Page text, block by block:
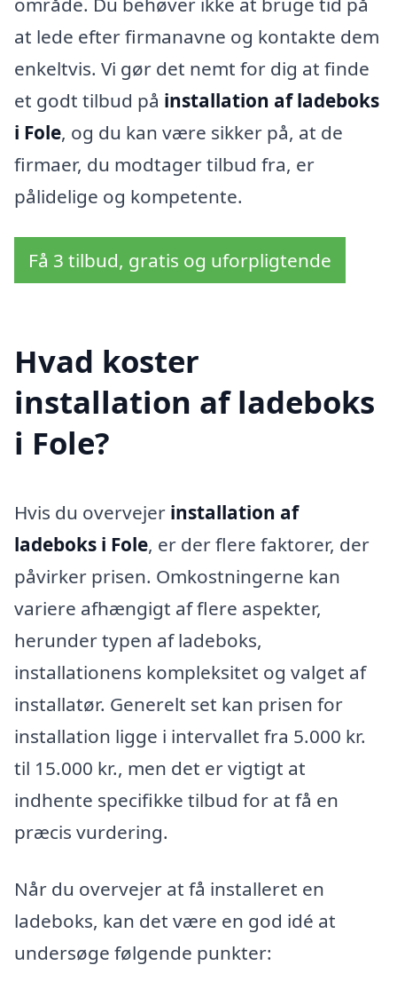
at lede efter firmanavne og kontakte dem
enkeltvis. Vi gør det nemt for dig at finde
et godt tilbud på installation af ladeboks
i Fole, og du kan være sikker på, at de
firmaer, du modtager tilbud fra, er
pålidelige og kompetente.
Få 3 tilbud, gratis og uforpligtende
Hvad koster
installation af ladeboks
i Fole?
Hvis du overvejer installation af
ladeboks i Fole, er der flere faktorer, der
påvirker prisen. Omkostningerne kan
variere afhængigt af flere aspekter,
herunder typen af ladeboks,
installationens kompleksitet og valget af
installatør. Generelt set kan prisen for
installation ligge i intervallet fra 5.000 kr.
til 15.000 kr., men det er vigtigt at
indhente specifikke tilbud for at få en
præcis vurdering.
Når du overvejer at få installeret en
ladeboks, kan det være en god idé at
undersøge følgende punkter: